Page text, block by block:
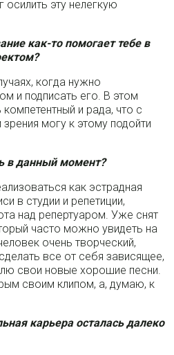
осилить эту нелегкую
как-то помогает тебе в
когда нужно
и подписать его. В этом
и рада, что с
могу к этому подойти
в данный момент?
как эстрадная
в студии и репетиции,
над репертуаром. Уже снят
часто можно увидеть на
очень творческий,
все от себя зависящее,
свои новые хорошие песни.
своим клипом, а, думаю, к
карьера осталась далеко